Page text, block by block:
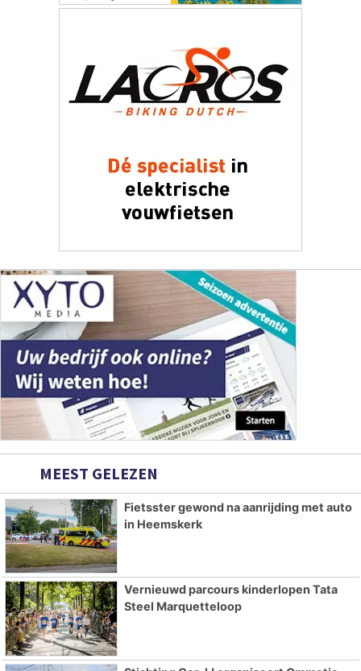
MEEST GELEZEN
Fietsster gewond na aanrijding met auto
in Heemskerk
Vernieuwd parcours kinderlopen Tata
Steel Marquetteloop